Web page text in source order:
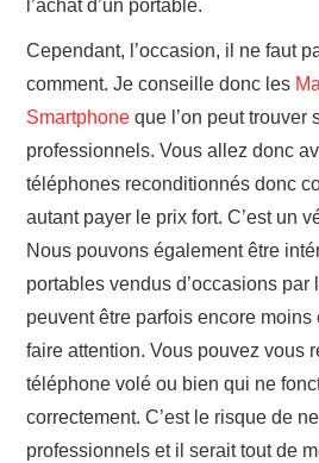
l’achat d’un portable.
Cependant, l’occasion, il ne faut
comment. Je conseille donc les
Smartphone que l’on peut trouver
professionnels. Vous allez donc
téléphones reconditionnés donc
autant payer le prix fort. C’est un
Nous pouvons également être
portables vendus d’occasions par
peuvent être parfois encore moins
faire attention. Vous pouvez vous
téléphone volé ou bien qui ne
correctement. C’est le risque de
professionnels et il serait tout de